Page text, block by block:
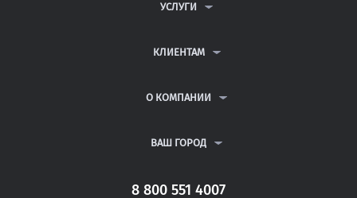
УСЛУГИ
ДИПЛОМНЫЕ РАБОТЫ
РЕФЕРАТЫ
КЛИЕНТАМ
ВОПРОСЫ И ОТВЕТЫ
ПОЛИТИКА КОНФИДЕНЦИАЛЬНОСТИ
О КОМПАНИИ
КОНТАКТЫ
ВАШ ГОРОД
САНКТ-ПЕТЕРБУРГ
8 800 551 4007